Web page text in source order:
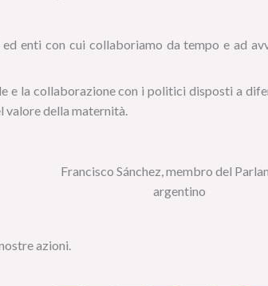
enti con cui collaboriamo da tempo e ad
e la collaborazione con i politici disposti a
valore della maternità.
Francisco Sánchez, membro del
argentino
azioni.